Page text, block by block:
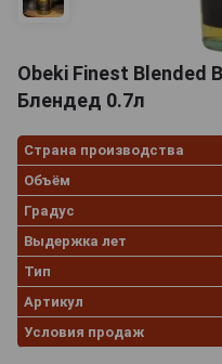
Obeki Finest Blended
Блендед 0.7л
Страна производства
Объём
Градус
Выдержка лет
Тип
Артикул
Условия продаж